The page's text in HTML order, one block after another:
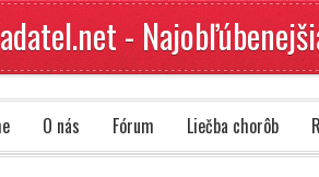
-
O nás Fórum Liečba chorôb